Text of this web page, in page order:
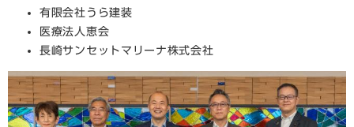
有限会社うら建装
医療法人恵会
長崎サンセットマリーナ株式会社